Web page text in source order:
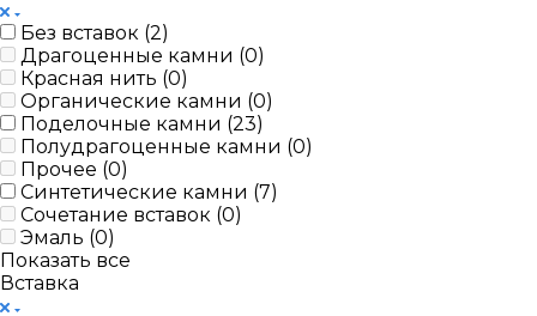
Без вставок (2)
Драгоценные камни (0)
Красная нить (0)
Органические камни (0)
Поделочные камни (23)
Полудрагоценные камни (0)
Прочее (0)
Синтетические камни (7)
Сочетание вставок (0)
Эмаль (0)
Показать все
Вставка